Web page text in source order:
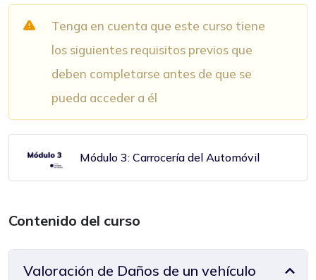
Tenga en cuenta que este curso tiene
los siguientes requisitos previos que
deben completarse antes de que se
pueda acceder a él
Módulo 3: Carrocería del Automóvil
Contenido del curso
Valoración de Daños de un vehículo